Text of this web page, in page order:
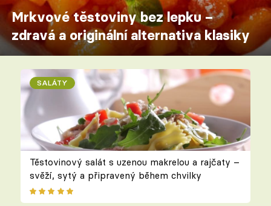
Mrkvové těstoviny bez lepku –
zdravá a originální alternativa klasiky
SALÁTY
Těstovinový salát s uzenou makrelou a rajčaty –
svěží, sytý a připravený během chvilky